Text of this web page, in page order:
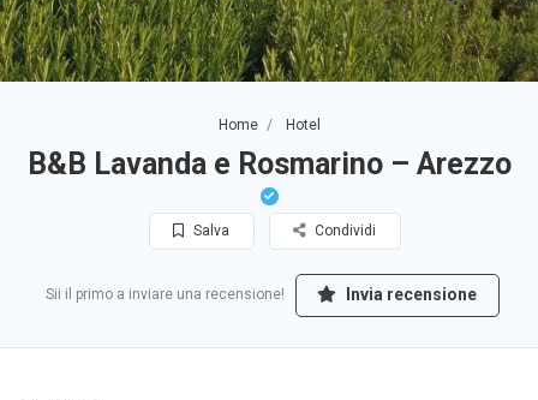
Home Hotel
B&B Lavanda e Rosmarino – Arezzo
Salva Condividi
Sii il primo a inviare una recensione! Invia recensione